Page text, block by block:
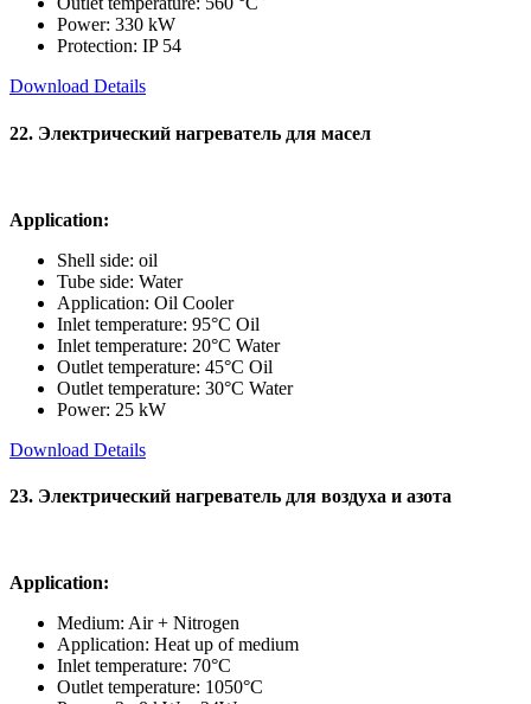
Power: 330 kW
Protection: IP 54
Download Details
22. Электрический нагреватель для масел
Application:
Shell side: oil
Tube side: Water
Application: Oil Cooler
Inlet temperature: 95°C Oil
Inlet temperature: 20°C Water
Outlet temperature: 45°C Oil
Outlet temperature: 30°C Water
Power: 25 kW
Download Details
23. Электрический нагреватель для воздуха и азота
Application:
Medium: Air + Nitrogen
Application: Heat up of medium
Inlet temperature: 70°C
Outlet temperature: 1050°C